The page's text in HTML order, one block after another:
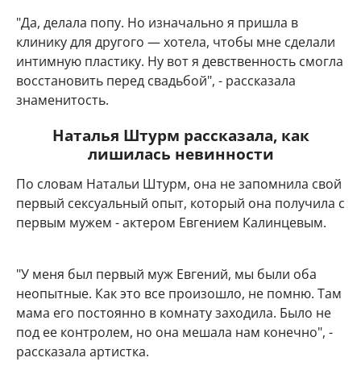
"Да, делала попу. Но изначально я пришла в
клинику для другого — хотела, чтобы мне сделали
интимную пластику. Ну вот я девственность смогла
восстановить перед свадьбой", - рассказала
знаменитость.
Наталья Штурм рассказала, как
лишилась невинности
По словам Натальи Штурм, она не запомнила свой
первый сексуальный опыт, который она получила с
первым мужем - актером Евгением Калинцевым.
"У меня был первый муж Евгений, мы были оба
неопытные. Как это все произошло, не помню. Там
мама его постоянно в комнату заходила. Было не
под ее контролем, но она мешала нам конечно", -
рассказала артистка.